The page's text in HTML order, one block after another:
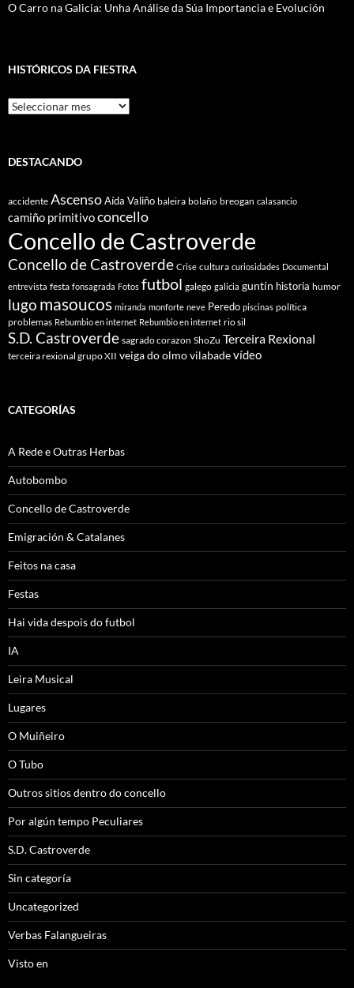
O Carro na Galicia: Unha Análise da Súa Importancia e Evolución
HISTÓRICOS DA FIESTRA
Históricos
Da
DESTACANDO
accidente AscensoAída Valiño baleira bolaño breogan calasancio
camiño primitivoconcello
Concello de Castroverde
Concello de Castroverde Crise cultura curiosidades Documental
entrevista festa fonsagrada Fotos futbol galego galicia guntín historia humor
lugo masoucos miranda monforte neve Peredo piscinas política
problemas Rebumbio en internet Rebumbio en internet rio sil
S.D. Castroverde sagrado corazon ShoZu Terceira Rexional
terceira rexional grupo XII veiga do olmovilabadevídeo
CATEGORÍAS
A Rede e Outras Herbas
Autobombo
Concello de Castroverde
Emigración & Catalanes
Feitos na casa
Festas
Hai vida despois do futbol
IA
Leira Musical
Lugares
O Muiñeiro
O Tubo
Outros sitios dentro do concello
Por algún tempo Peculiares
S.D. Castroverde
Sin categoría
Uncategorized
Verbas Falangueiras
Visto en